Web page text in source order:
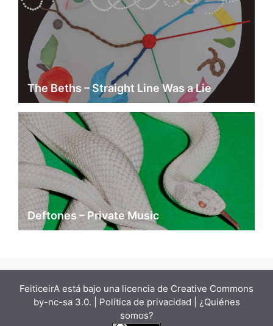
The Beths – Straight Line Was a Lie
Deftones – Private Music
FeiticeirA está bajo una licencia de Creative Commons
by-nc-sa 3.0. | Política de privacidad | ¿Quiénes
somos?